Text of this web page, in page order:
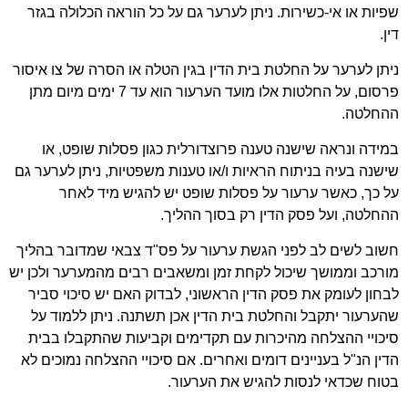
שפיות או אי-כשירות. ניתן לערער גם על כל הוראה הכלולה בגזר
דין.
ניתן לערער על החלטת בית הדין בגין הטלה או הסרה של צו איסור
פרסום, על החלטות אלו מועד הערעור הוא עד 7 ימים מיום מתן
ההחלטה.
במידה ונראה שישנה טענה פרוצדורלית כגון פסלות שופט, או
שישנה בעיה בניתוח הראיות ו/או טענות משפטיות, ניתן לערער גם
על כך, כאשר ערעור על פסלות שופט יש להגיש מיד לאחר
ההחלטה, ועל פסק הדין רק בסוך ההליך.
חשוב לשים לב לפני הגשת ערעור על פס"ד צבאי שמדובר בהליך
מורכב וממושך שיכול לקחת זמן ומשאבים רבים מהמערער ולכן יש
לבחון לעומק את פסק הדין הראשוני, לבדוק האם יש סיכוי סביר
שהערעור יתקבל והחלטת בית הדין אכן תשתנה. ניתן ללמוד על
סיכויי ההצלחה מהיכרות עם תקדימים וקביעות שהתקבלו בבית
הדין הנ"ל בעניינים דומים ואחרים. אם סיכויי ההצלחה נמוכים לא
בטוח שכדאי לנסות להגיש את הערעור.